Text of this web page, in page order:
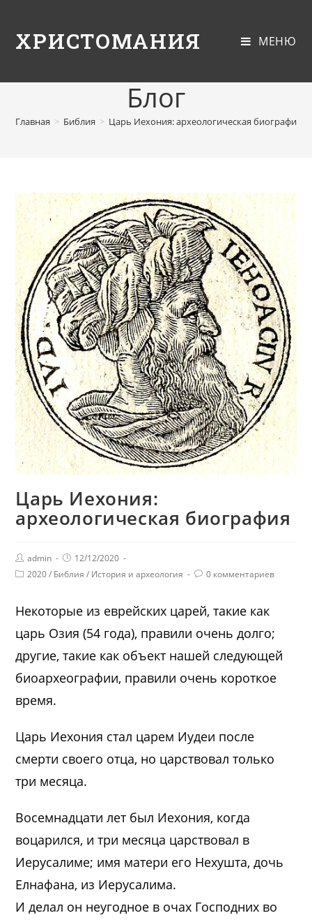
ХРИСТОМАНИЯ МЕНЮ
Блог
Главная > Библия > Царь Иехония: археологическая биография
Царь Иехония:
археологическая биография
admin
12/12/2020
2020 / Библия / История и археология 0 комментариев
Некоторые из еврейских царей, такие как
царь Озия (54 года), правили очень долго;
другие, такие как объект нашей следующей
биоархеографии, правили очень короткое
время.
Царь Иехония стал царем Иудеи после
смерти своего отца, но царствовал только
три месяца.
Восемнадцати лет был Иехония, когда
воцарился, и три месяца царствовал в
Иерусалиме; имя матери его Нехушта, дочь
Елнафана, из Иерусалима.
И делал он неугодное в очах Господних во